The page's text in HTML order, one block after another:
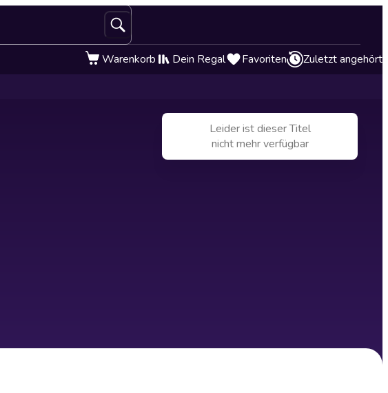
Warenkorb Dein Regal Favoriten Zuletzt angehört
Leider ist dieser Titel
nicht mehr verfügbar